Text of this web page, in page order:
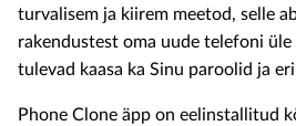
turvalisem ja kiirem meetod, selle
rakendustest oma uude telefoni üle
tulevad kaasa ka Sinu paroolid ja
Phone Clone äpp on eelinstallitud